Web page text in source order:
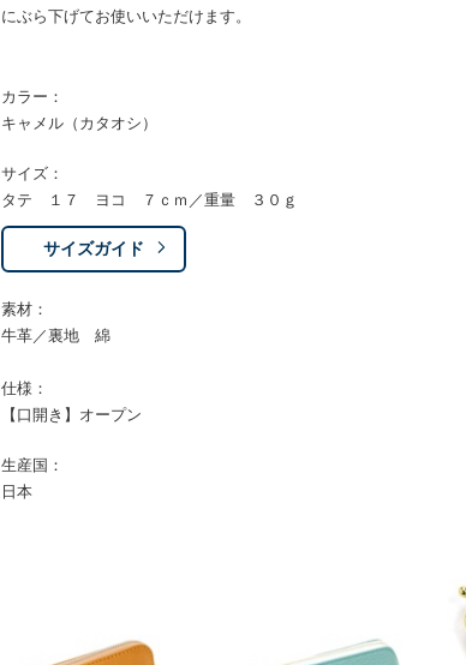
にぶら下げてお使いいただけます。
カラー：
キャメル（カタオシ）
サイズ：
タテ １７ ヨコ ７ｃｍ／重量 ３０ｇ
サイズガイド
素材：
牛革／裏地 綿
仕様：
【口開き】オープン
生産国：
日本